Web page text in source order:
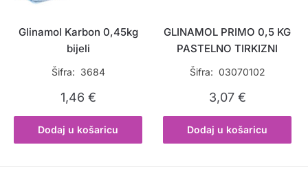
Glinamol Karbon 0,45kg
bijeli
Šifra: 3684
1,46 €
Dodaj u košaricu
GLINAMOL PRIMO 0,5 KG
PASTELNO TIRKIZNI
Šifra: 03070102
3,07 €
Dodaj u košaricu